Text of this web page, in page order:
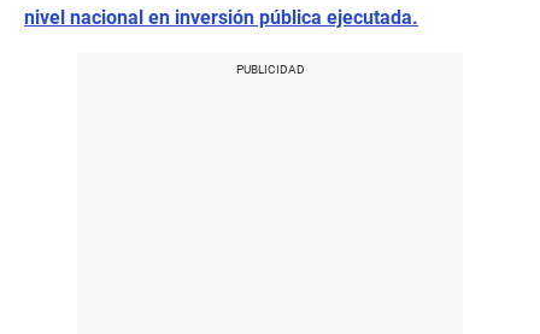
nivel nacional en inversión pública ejecutada.